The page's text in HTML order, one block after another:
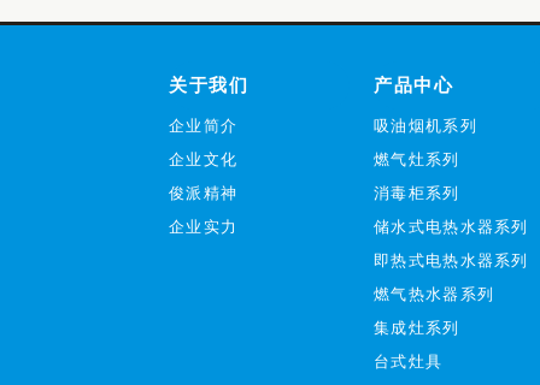
关于我们
企业简介
企业文化
俊派精神
企业实力
产品中心
吸油烟机系列
燃气灶系列
消毒柜系列
储水式电热水器系列
即热式电热水器系列
燃气热水器系列
集成灶系列
台式灶具